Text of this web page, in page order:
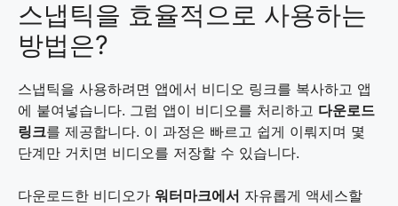
스냅틱을 효율적으로 사용하는
방법은?
스냅틱을 사용하려면 앱에서 비디오 링크를 복사하고 앱
에 붙여넣습니다. 그럼 앱이 비디오를 처리하고 다운로드
링크를 제공합니다. 이 과정은 빠르고 쉽게 이뤄지며 몇
단계만 거치면 비디오를 저장할 수 있습니다.
다운로드한 비디오가 워터마크에서 자유롭게 액세스할